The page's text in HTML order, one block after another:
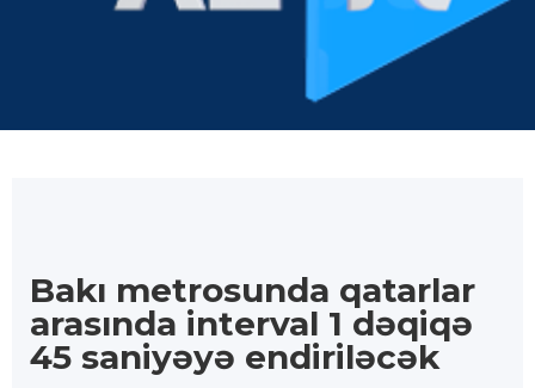
Bakı metrosunda qatarlar
arasında interval 1 dəqiqə
45 saniyəyə endiriləcək